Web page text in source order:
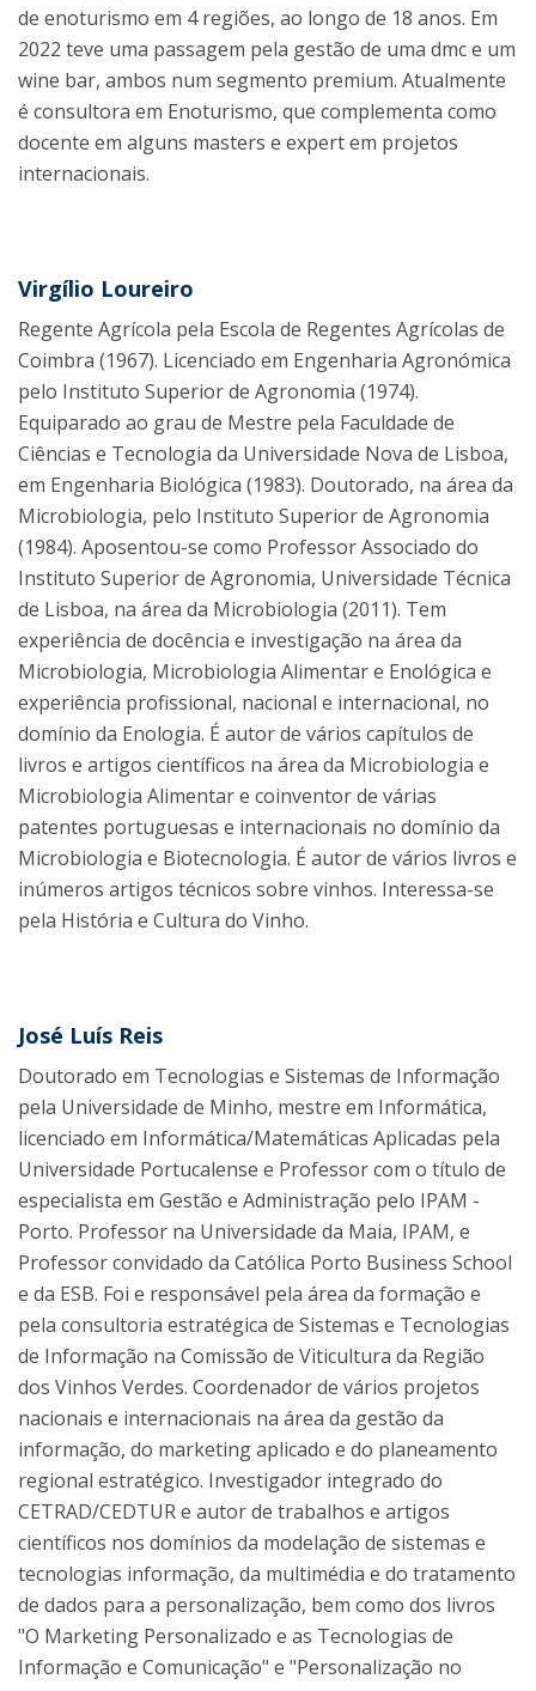
de enoturismo em 4 regiões, ao longo de 18 anos. Em
2022 teve uma passagem pela gestão de uma dmc e um
wine bar, ambos num segmento premium. Atualmente
é consultora em Enoturismo, que complementa como
docente em alguns masters e expert em projetos
internacionais.
Virgílio Loureiro
Regente Agrícola pela Escola de Regentes Agrícolas de
Coimbra (1967). Licenciado em Engenharia Agronómica
pelo Instituto Superior de Agronomia (1974).
Equiparado ao grau de Mestre pela Faculdade de
Ciências e Tecnologia da Universidade Nova de Lisboa,
em Engenharia Biológica (1983). Doutorado, na área da
Microbiologia, pelo Instituto Superior de Agronomia
(1984). Aposentou-se como Professor Associado do
Instituto Superior de Agronomia, Universidade Técnica
de Lisboa, na área da Microbiologia (2011). Tem
experiência de docência e investigação na área da
Microbiologia, Microbiologia Alimentar e Enológica e
experiência profissional, nacional e internacional, no
domínio da Enologia. É autor de vários capítulos de
livros e artigos científicos na área da Microbiologia e
Microbiologia Alimentar e coinventor de várias
patentes portuguesas e internacionais no domínio da
Microbiologia e Biotecnologia. É autor de vários livros e
inúmeros artigos técnicos sobre vinhos. Interessa-se
pela História e Cultura do Vinho.
José Luís Reis
Doutorado em Tecnologias e Sistemas de Informação
pela Universidade de Minho, mestre em Informática,
licenciado em Informática/Matemáticas Aplicadas pela
Universidade Portucalense e Professor com o título de
especialista em Gestão e Administração pelo IPAM -
Porto. Professor na Universidade da Maia, IPAM, e
Professor convidado da Católica Porto Business School
e da ESB. Foi e responsável pela área da formação e
pela consultoria estratégica de Sistemas e Tecnologias
de Informação na Comissão de Viticultura da Região
dos Vinhos Verdes. Coordenador de vários projetos
nacionais e internacionais na área da gestão da
informação, do marketing aplicado e do planeamento
regional estratégico. Investigador integrado do
CETRAD/CEDTUR e autor de trabalhos e artigos
científicos nos domínios da modelação de sistemas e
tecnologias informação, da multimédia e do tratamento
de dados para a personalização, bem como dos livros
"O Marketing Personalizado e as Tecnologias de
Informação e Comunicação" e "Personalização no